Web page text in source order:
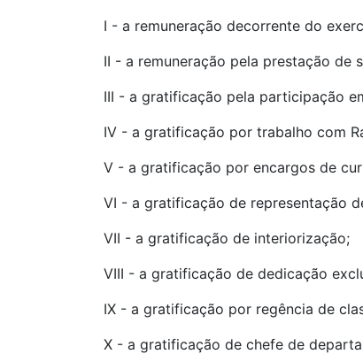
I - a remuneração decorrente do
II - a remuneração pela prestação de
III - a gratificação pela participação
IV - a gratificação por trabalho com
V - a gratificação por encargos de
VI - a gratificação de representação
VII - a gratificação de interiorização;
VIII - a gratificação de dedicação
IX - a gratificação por regência de
X - a gratificação de chefe de